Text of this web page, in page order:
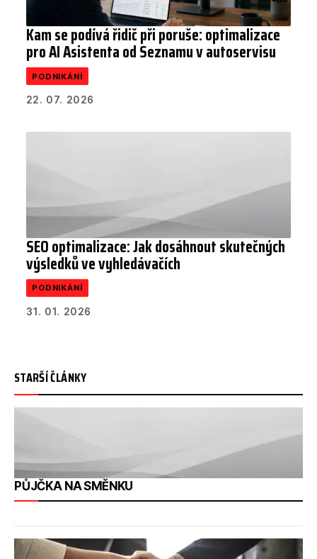
Kam se podívá řidič při poruše: optimalizace
pro AI Asistenta od Seznamu v autoservisu
PODNIKÁNÍ
22. 07. 2026
SEO optimalizace: Jak dosáhnout skutečných
výsledků ve vyhledávačích
PODNIKÁNÍ
31. 01. 2026
STARŠÍ ČLÁNKY
PŮJČKA NA SMĚNKU